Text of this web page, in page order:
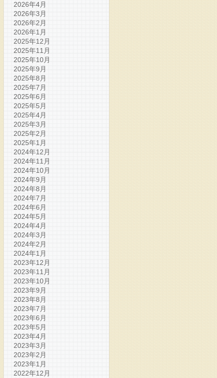
2026年4月
2026年3月
2026年2月
2026年1月
2025年12月
2025年11月
2025年10月
2025年9月
2025年8月
2025年7月
2025年6月
2025年5月
2025年4月
2025年3月
2025年2月
2025年1月
2024年12月
2024年11月
2024年10月
2024年9月
2024年8月
2024年7月
2024年6月
2024年5月
2024年4月
2024年3月
2024年2月
2024年1月
2023年12月
2023年11月
2023年10月
2023年9月
2023年8月
2023年7月
2023年6月
2023年5月
2023年4月
2023年3月
2023年2月
2023年1月
2022年12月